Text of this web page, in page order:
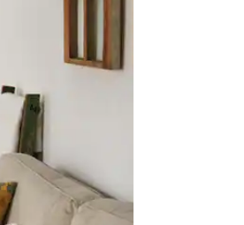
el tacto o desliza el dedo.